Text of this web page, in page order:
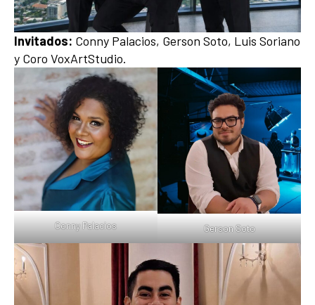
Invitados: Conny Palacios, Gerson Soto, Luis Soriano
y Coro VoxArtStudio.
Conny Palacios Gerson Soto